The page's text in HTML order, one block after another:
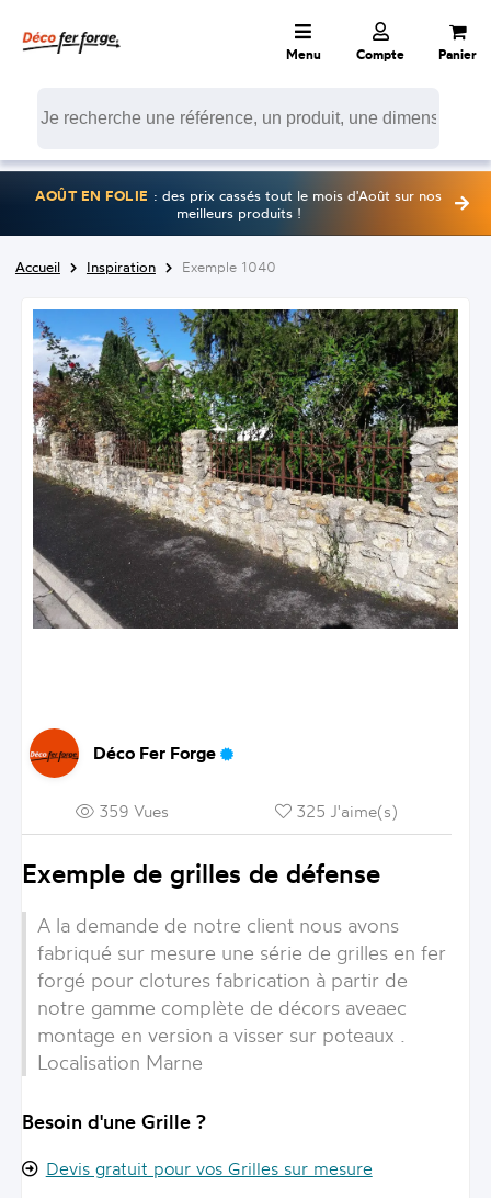
Menu Compte Panier
AOÛT EN FOLIE : des prix cassés tout le mois d'Août sur nos
meilleurs produits !
Accueil Inspiration Exemple 1040
Déco Fer Forge
359 Vues 325 J'aime(s)
Exemple de grilles de défense
A la demande de notre client nous avons
fabriqué sur mesure une série de grilles en fer
forgé pour clotures fabrication à partir de
notre gamme complète de décors aveaec
montage en version a visser sur poteaux .
Localisation Marne
Besoin d'une Grille ?
Devis gratuit pour vos Grilles sur mesure